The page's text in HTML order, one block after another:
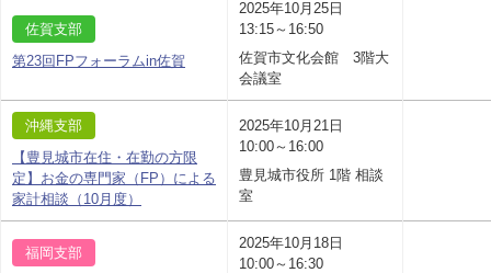
佐賀支部
第23回FPフォーラムin佐賀
2025年10月25日
13:15～16:50
佐賀市文化会館 3階大
会議室
沖縄支部
【豊見城市在住・在勤の方限
定】お金の専門家（FP）による
家計相談（10月度）
2025年10月21日
10:00～16:00
豊見城市役所 1階 相談
室
福岡支部
2025年10月18日
10:00～16:30